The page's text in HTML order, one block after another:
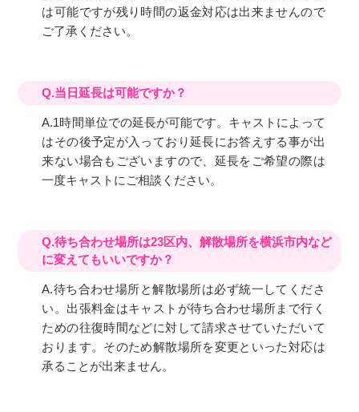
は可能ですが残り時間の返金対応は出来ませんので
ご了承ください。
Q.当日延長は可能ですか？
A.1時間単位での延長が可能です。キャストによって
はその後予定が入っており延長にお答えする事が出
来ない場合もございますので、延長をご希望の際は
一度キャストにご相談ください。
Q.待ち合わせ場所は23区内、解散場所を横浜市内など
に変えてもいいですか？
A.待ち合わせ場所と解散場所は必ず統一してくださ
い。出張料金はキャストが待ち合わせ場所まで行く
ための往復時間などに対して請求させていただいて
おります。そのため解散場所を変更といった対応は
承ることが出来ません。